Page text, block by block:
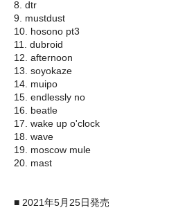
8. dtr
9. mustdust
10. hosono pt3
11. dubroid
12. afternoon
13. soyokaze
14. muipo
15. endlessly no
16. beatle
17. wake up o'clock
18. wave
19. moscow mule
20. mast
■ 2021年5月25日発売